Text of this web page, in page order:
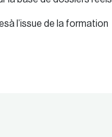
l’issue de la formation